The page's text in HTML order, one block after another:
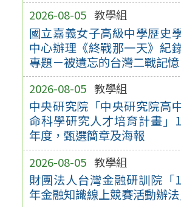
2026-08-05 教學組
國立嘉義女子高級中學歷史
中心辦理《終戰那一天》紀
專題－被遺忘的台灣二戰記憶
2026-08-05 教學組
中央研究院「中央研究院高
命科學研究人才培育計畫」
年度，甄選簡章及海報
2026-08-05 教學組
財團法人台灣金融研訓院「
年金融知識線上競賽活動辦法